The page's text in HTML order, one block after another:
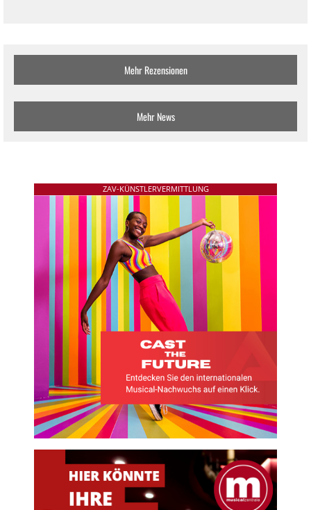
Mehr Rezensionen
Mehr News
ZAV-KÜNSTLERVERMITTLUNG